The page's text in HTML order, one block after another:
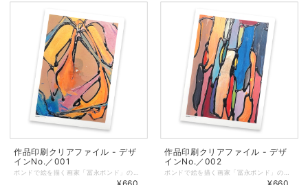
作品印刷クリアファイル - デザ
インNo.／001
作品印刷クリアファイル - デザ
インNo.／002